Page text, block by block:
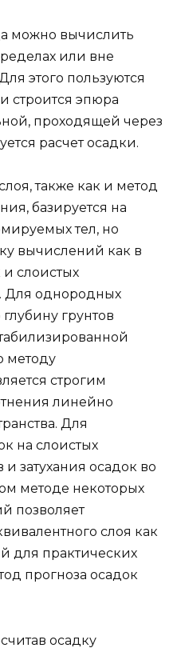
можно вычислить
или вне
этого пользуются
строится эпюра
проходящей через
расчет осадки.
также как и метод
базируется на
тел, но
вычислений как в
и слоистых
Для однородных
грунтов
методу
строгим
линейно
Для
на слоистых
и затухания осадок во
методе некоторых
позволяет
слоя как
для практических
прогноза осадок
осадку